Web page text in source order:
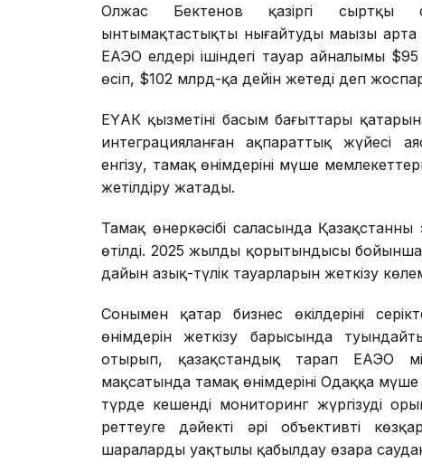
Олжас Бектенов қазіргі сыртқы
ынтымақтастықты нығайтудың маңызы
ЕАЭО елдері ішіндегі тауар айналымы
өсіп, $102 млрд-қа дейін жетеді деп
ЕҮАК қызметінің басым бағыттары
интеграцияланған ақпараттық жүйесі
енгізу, тамақ өнімдерінің мүше
жетілдіру жатады.
Тамақ өнеркәсібі саласында
өтілді. 2025 жылдың қорытындысы
дайын азық-түлік тауарларын жеткізу
Сонымен қатар бизнес өкілдерінің
өнімдерін жеткізу барысында
отырып, қазақстандық тарап ЕАЭО
мақсатында тамақ өнімдерінің Одаққа
түрде кешенді мониторинг жүргізудің
реттеуге дәйекті әрі объективті
шараларды уақтылы қабылдау өзара